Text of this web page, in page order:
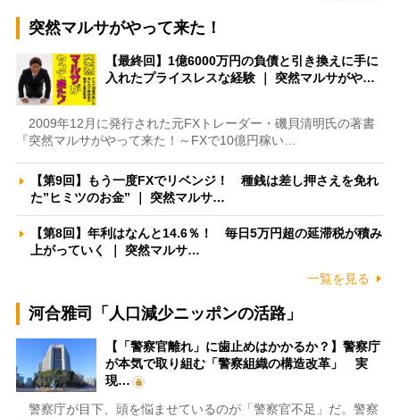
突然マルサがやって来た！
【最終回】1億6000万円の負債と引き換えに手に
入れたプライスレスな経験 ｜ 突然マルサがや…
2009年12月に発行された元FXトレーダー・磯貝清明氏の著書
『突然マルサがやって来た！～FXで10億円稼い…
【第9回】もう一度FXでリベンジ！ 種銭は差し押さえを免れ
た”ヒミツのお金” ｜ 突然マルサ…
【第8回】年利はなんと14.6％！ 毎日5万円超の延滞税が積み
上がっていく ｜ 突然マルサ…
一覧を見る
河合雅司「人口減少ニッポンの活路」
【「警察官離れ」に歯止めはかかるか？】警察庁
が本気で取り組む「警察組織の構造改革」 実
現…
警察庁が目下、頭を悩ませているのが「警察官不足」だ。警察